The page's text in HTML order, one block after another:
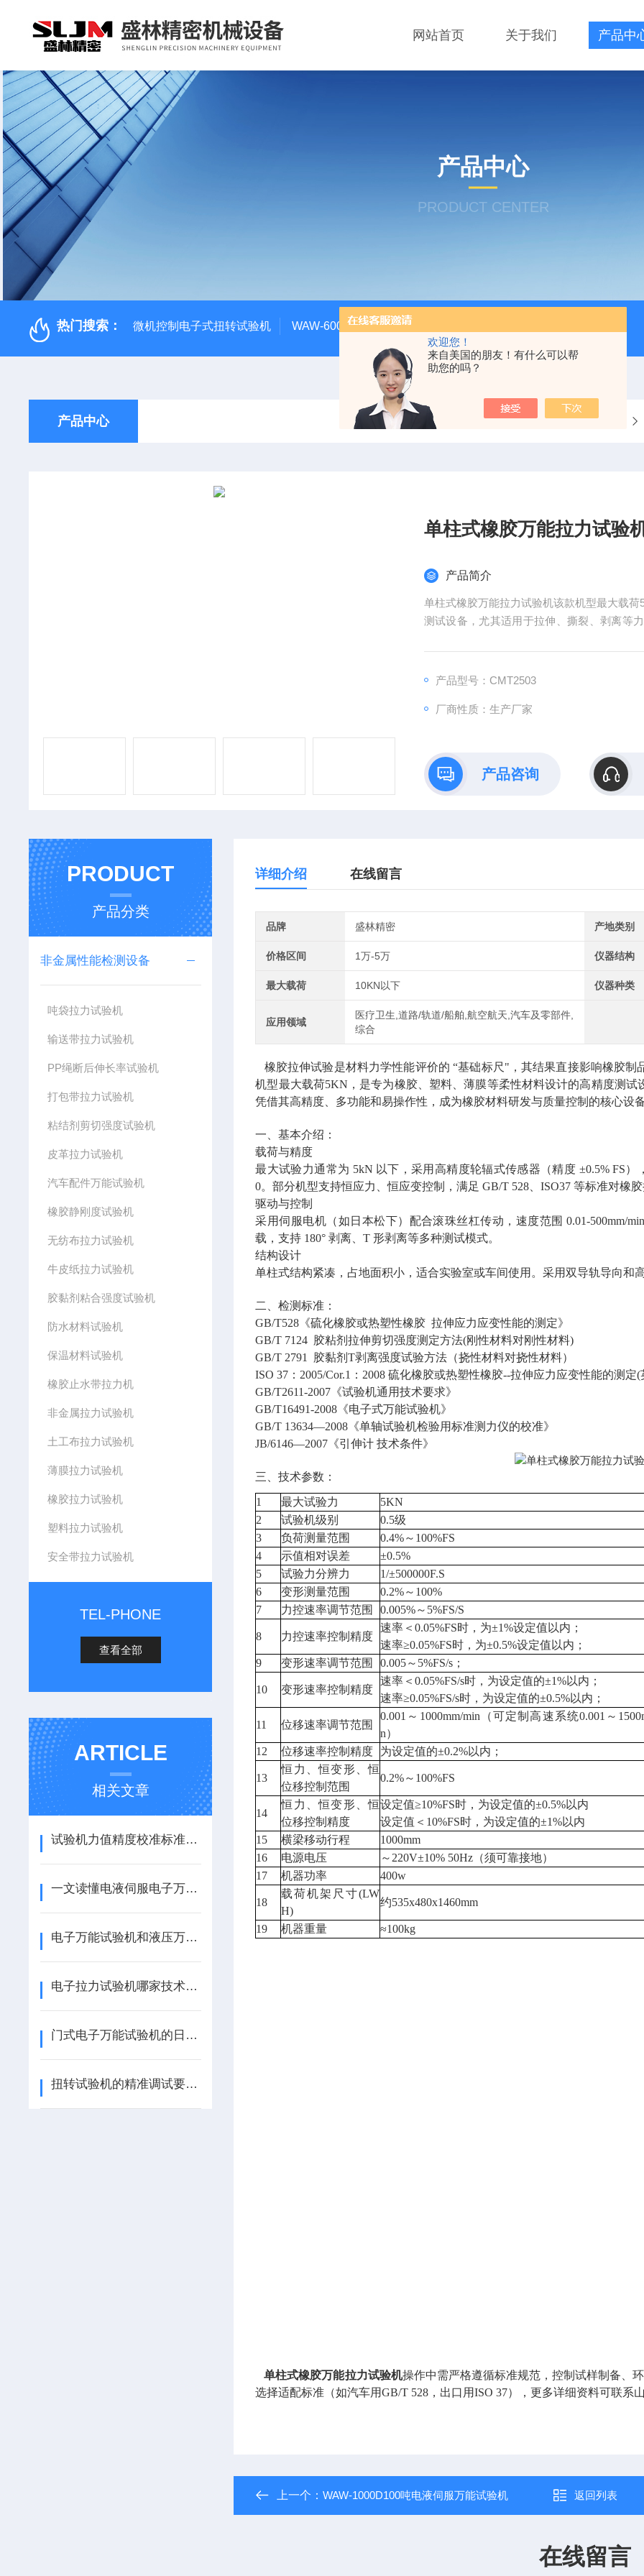
欢迎您！
来自美国的朋友！有什么可以帮
助您的吗？
网站首页 关于我们 产品中
产品中心
PRODUCT CENTER
热门搜索： 微机控制电子式扭转试验机 WAW-600D60吨螺栓拉伸试验机
产品中心 当前位置： 首页 产品中心 非金属性能检测设备
单柱式橡胶万能拉力试验
产品简介
单柱式橡胶万能拉力试验机该款机型最大载
测试设备，尤其适用于拉伸、撕裂、剥离等
产品型号：CMT2503
厂商性质：生产厂家
产品咨询
PRODUCT
产品分类
非金属性能检测设备
吨袋拉力试验机
输送带拉力试验机
PP绳断后伸长率试验机
打包带拉力试验机
粘结剂剪切强度试验机
皮革拉力试验机
汽车配件万能试验机
橡胶静刚度试验机
无纺布拉力试验机
牛皮纸拉力试验机
胶黏剂粘合强度试验机
防水材料试验机
保温材料试验机
橡胶止水带拉力机
非金属拉力试验机
土工布拉力试验机
薄膜拉力试验机
橡胶拉力试验机
塑料拉力试验机
安全带拉力试验机
TEL-PHONE
查看全部
ARTICLE
相关文章
试验机力值精度校准标准步骤
一文读懂电液伺服电子万能试验机
电子万能试验机和液压万能试验机的区别
电子拉力试验机哪家技术强？这家企业销量抢先
门式电子万能试验机的日常运维需注意哪些要点？
扭转试验机的精准调试要哪些流程
详细介绍 在线留言
品牌 盛林精密 产地类别
价格区间 1万-5万 仪器结构
最大载荷 10KN以下 仪器种类
应用领域
医疗卫生,道路/轨道/船舶,航空航天,汽车及零部件,
综合
橡胶拉伸试验是材料力学性能评价的 “基础标尺"，其结果直接影响橡胶制
机型最大载荷5KN，是专为橡胶、塑料、薄膜等柔性材料设计的高精度测
凭借其高精度、多功能和易操作性，成为橡胶材料研发与质量控制的核心设
一、基本介绍：
载荷与精度
最大试验力通常为 5kN 以下，采用高精度轮辐式传感器（精度 ±0.5% FS）
0。部分机型支持恒应力、恒应变控制，满足 GB/T 528、ISO37 等标准对橡
驱动与控制
采用伺服电机（如日本松下）配合滚珠丝杠传动，速度范围 0.01-500mm/
载，支持 180° 剥离、T 形剥离等多种测试模式。
结构设计
单柱式结构紧凑，占地面积小，适合实验室或车间使用。采用双导轨导向和
二、检测标准：
GB/T528《硫化橡胶或热塑性橡胶 拉伸应力应变性能的测定》
GB/T 7124 胶粘剂拉伸剪切强度测定方法(刚性材料对刚性材料)
GB/T 2791 胶黏剂T剥离强度试验方法（挠性材料对挠性材料）
ISO 37：2005/Cor.1：2008 硫化橡胶或热塑性橡胶--拉伸应力应变性能的测定
GB/T2611-2007《试验机通用技术要求》
GB/T16491-2008《电子式万能试验机》
GB/T 13634—2008《单轴试验机检验用标准测力仪的校准》
JB/6146—2007《引伸计 技术条件》
三、技术参数：
1 最大试验力
5KN
2
试验机级别
0.5级
3
负荷测量范围
0.4%～100%FS
4
示值相对误差
±0.5%
5
试验力分辨力
1/±500000F.S
6
变形测量范围
0.2%～100%
7
力控速率调节范围 0.005%～5%FS/S
8 力控速率控制精度
速率＜0.05%FS时，为±1%设定值以内；
速率≥0.05%FS时，为±0.5%设定值以内；
9
变形速率调节范围 0.005～5%FS/s；
10 变形速率控制精度
速率＜0.05%FS/s时，为设定值的±1%以内；
速率≥0.05%FS/s时，为设定值的±0.5%以内；
11 位移速率调节范围
0.001～1000mm/min（可定制高速系统0.001～
n）
12
位移速率控制精度 为设定值的±0.2%以内；
13
恒力、恒变形、恒
位移控制范围
0.2%～100%FS
14
恒力、恒变形、恒
位移控制精度
设定值≥10%FS时，为设定值的±0.5%以内
设定值＜10%FS时，为设定值的±1%以内
15
横梁移动行程
1000mm
16
电源电压
～220V±10% 50Hz（须可靠接地）
17
机器功率 400w
18
载荷机架尺寸(LW
H)
约535x480x1460mm
19 机器重量 ≈100kg
单柱式橡胶万能拉力试验机操作中需严格遵循标准规范，控制试样制备、
选择适配标准（如汽车用GB/T 528，出口用ISO 37），更多详细资料可联系
上一个：WAW-1000D100吨电液伺服万能试验机 返回列表
在线留言